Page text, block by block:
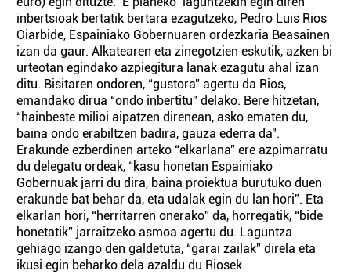
inbertsioak bertatik bertara ezagutzeko, Pedro Luis Rios
Oiarbide, Espainiako Gobernuaren ordezkaria Beasainen
izan da gaur. Alkatearen eta zinegotzien eskutik, azken bi
urteotan egindako azpiegitura lanak ezagutu ahal izan
ditu. Bisitaren ondoren, “gustora” agertu da Rios,
emandako dirua “ondo inbertitu” delako. Bere hitzetan,
“hainbeste milioi aipatzen direnean, asko ematen du,
baina ondo erabiltzen badira, gauza ederra da”.
Erakunde ezberdinen arteko “elkarlana” ere azpimarratu
du delegatu ordeak, “kasu honetan Espainiako
Gobernuak jarri du dira, baina proiektua burutuko duen
erakunde bat behar da, eta udalak egin du lan hori”. Eta
elkarlan hori, “herritarren onerako” da, horregatik, “bide
honetatik” jarraitzeko asmoa agertu du. Laguntza
gehiago izango den galdetuta, “garai zailak” direla eta
ikusi egin beharko dela azaldu du Riosek.